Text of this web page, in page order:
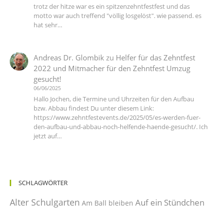
trotz der hitze war es ein spitzenzehntfestfest und das
motto war auch treffend "völlig losgelöst". wie passend. es
hat sehr…
Andreas Dr. Glombikzu Helfer für das Zehntfest
2022 und Mitmacher für den Zehntfest Umzug
gesucht!
06/06/2025
Hallo Jochen, die Termine und Uhrzeiten für den Aufbau
bzw. Abbau findest Du unter diesem Link:
https://www.zehntfestevents.de/2025/05/es-werden-fuer-
den-aufbau-und-abbau-noch-helfende-haende-gesucht/. Ich
jetzt auf…
SCHLAGWÖRTER
Alter Schulgarten Am Ball bleiben Auf ein Stündchen